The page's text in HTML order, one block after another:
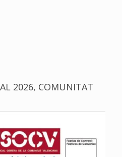
2026, COMUNITAT